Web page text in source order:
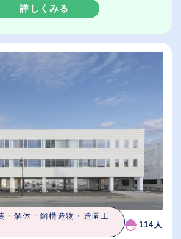
詳しくみる
・解体・鋼構造物・造園工
114人